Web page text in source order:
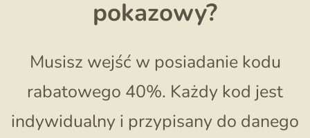
pokazowy?
Musisz wejść w posiadanie kodu
rabatowego 40%. Każdy kod jest
indywidualny i przypisany do danego